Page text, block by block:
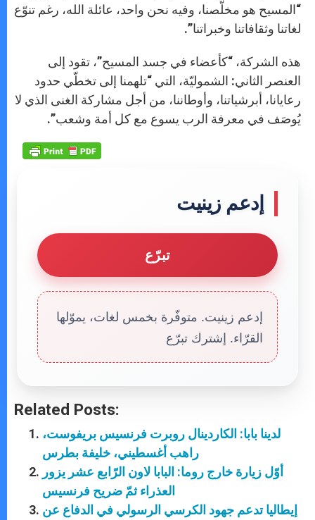
“المسيح هو مخلّصنا، وفيه نحن واحد، عائلة الله، رغم تنوّع
لغاتنا وثقافاتنا وخبراتنا”.
هذه الشركة، “كأعضاء في جسد المسيح”، تقود إلى
العنصر الثاني: الشموليّة، التي “تلهمنا إلى تخطّي حدود
رعايانا، أبرشياتنا، وأوطاننا، من أجل مشاركة الغنى الذي لا
يُوصَف في معرفة الرب يسوع مع كل أمة وشعب”.
إدعم زينيت
تبرّع
إدعم زينيت. متوفّرة بخمس لغات، يموّلها
القرّاء. إشترك تبرّع
Related Posts:
لدينا بابا: الكاردينال روبرت فرنسيس بريفوست،
راهب أغسطيني، خليفة بطرس
أوّل زيارة خارج روما: البابا لاون الرّابع عشر يزور
العذراء ثمّ ضريح فرنسيس
إيطاليا تدعم جهود الكرسي الرسولي في الدفاع عن